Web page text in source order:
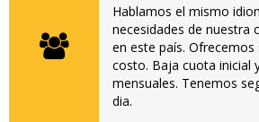
Hablamos el mismo
necesidades de nuestra
en este país.
costo. Baja cuota inicial
mensuales. Tenemos
dia.